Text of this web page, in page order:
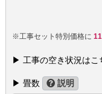
※工事セット特別価格に
▶ 工事の空き状況はこ
▶ 畳数 説明